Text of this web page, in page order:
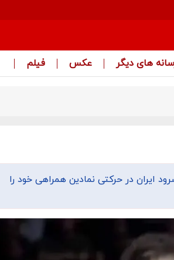
های دیگر عکس فیلم
ایران در حرکتی نمادین همراهی خود را